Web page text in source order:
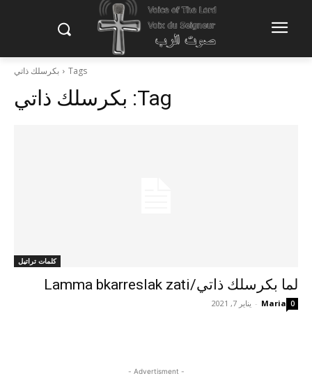
Tags بكرسلك ذاتي
Tag: بكرسلك ذاتي
كلمات تراتيل
لما بكرسلك ذاتي/Lamma bkarreslak zati
Maria
- يناير 7, 2021 0
- Advertisment -